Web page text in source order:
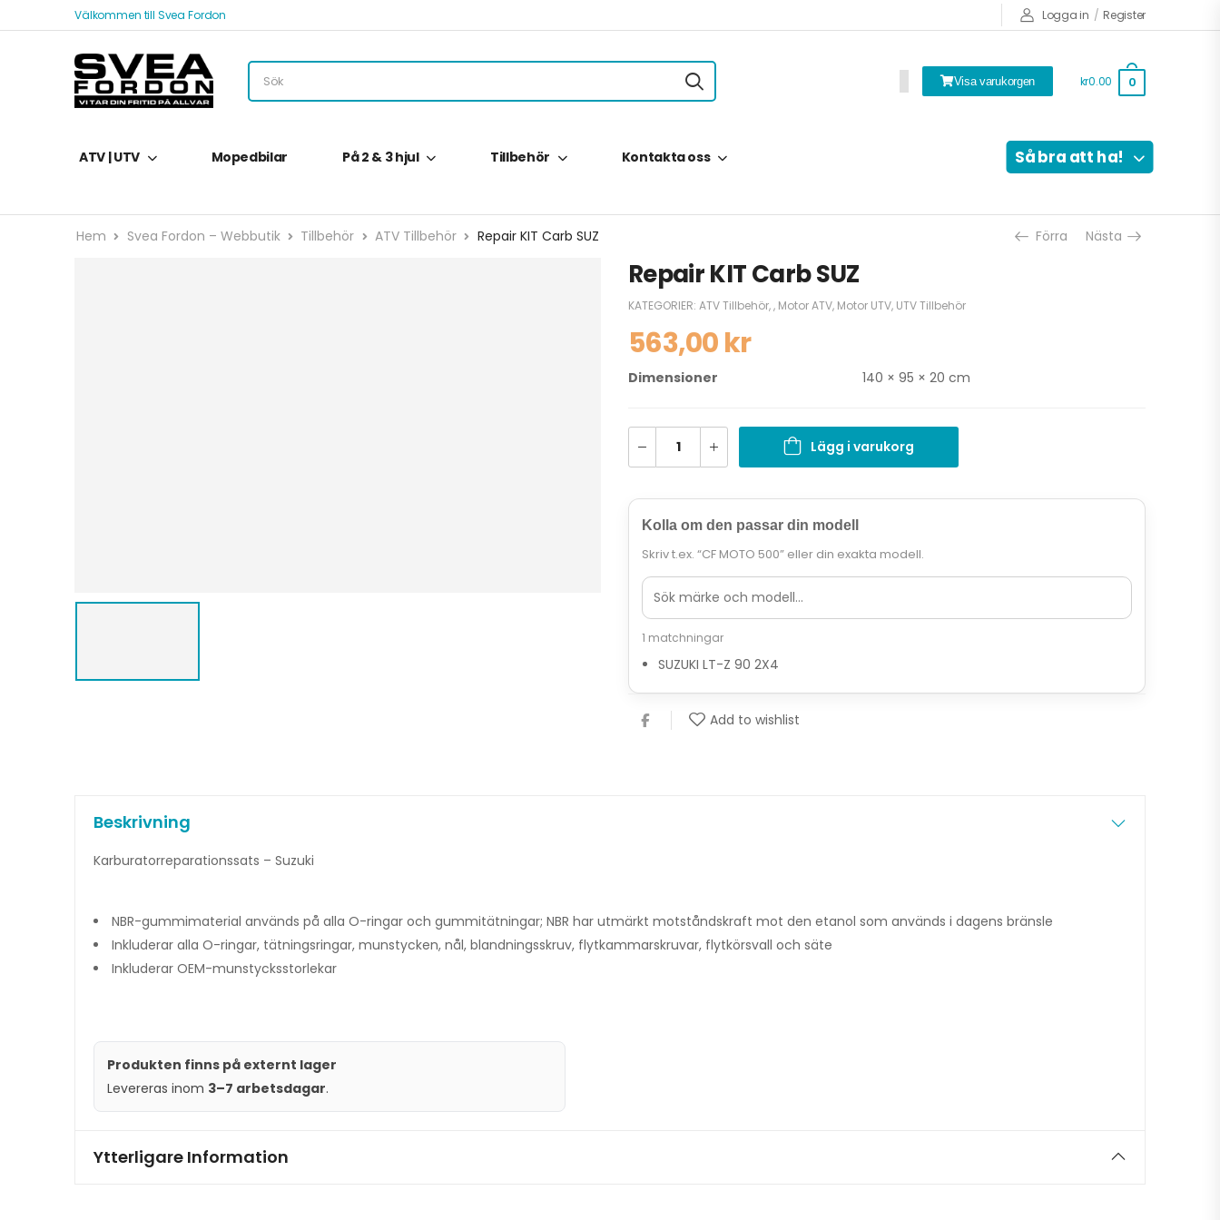
Välkommen till Svea Fordon Logga in / Register
Visa varukorgen kr0.00 0
ATV | UTV Mopedbilar På 2 & 3 hjul Tillbehör Kontakta oss Så bra att ha!
Hem Svea Fordon – Webbutik Tillbehör ATV Tillbehör Repair KIT Carb SUZ Förra Nästa
Repair KIT Carb SUZ
KATEGORIER: ATV Tillbehör,, Motor ATV, Motor UTV, UTV Tillbehör
563,00kr
Dimensioner 140 × 95 × 20 cm
Lägg i varukorg
Kolla om den passar din modell
Skriv t.ex. “CF MOTO 500” eller din exakta modell.
1 matchningar
SUZUKI LT-Z 90 2X4
Add to wishlist
Beskrivning
Karburatorreparationssats – Suzuki
NBR-gummimaterial används på alla O-ringar och gummitätningar; NBR har utmärkt motståndskraft mot den etanol som används i dagens bränsle
Inkluderar alla O-ringar, tätningsringar, munstycken, nål, blandningsskruv, flytkammarskruvar, flytkörsvall och säte
Inkluderar OEM-munstycksstorlekar
Produkten finns på externt lager
Levereras inom 3–7 arbetsdagar.
Ytterligare Information